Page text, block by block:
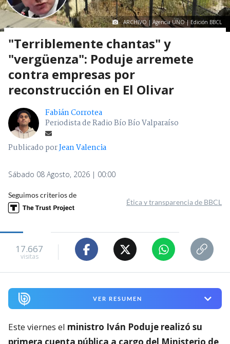
ARCHIVO | Agencia UNO | Edición BBCL
"Terriblemente chantas" y
"vergüenza": Poduje arremete
contra empresas por
reconstrucción en El Olivar
Fabián Corrotea
Periodista de Radio Bío Bío Valparaíso
Publicado porJean Valencia
Sábado 08 Agosto, 2026 | 00:00
Seguimos criterios de
Ética y transparencia de BBCL
17.667
visitas
VER RESUMEN
Este viernes el ministro Iván Poduje realizó su